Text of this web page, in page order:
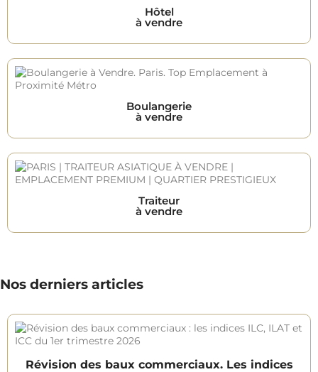
Hôtel
à vendre
Boulangerie
à vendre
Traiteur
à vendre
Nos derniers articles
Révision des baux commerciaux. Les indices